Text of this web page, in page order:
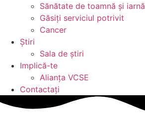
Sănătate de toamnă și iarnă
Găsiți serviciul potrivit
Cancer
Știri
Sala de știri
Implică-te
Alianța VCSE
Contactați